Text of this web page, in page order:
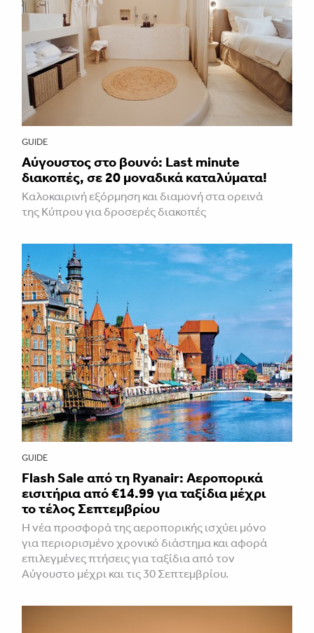
GUIDE
Aύγουστος στο βουνό: Last minute
διακοπές, σε 20 μοναδικά καταλύματα!
Καλοκαιρινή εξόρμηση και διαμονή στα ορεινά
της Κύπρου για δροσερές διακοπές
GUIDE
Flash Sale από τη Ryanair: Αεροπορικά
εισιτήρια από €14.99 για ταξίδια μέχρι
το τέλος Σεπτεμβρίου
Η νέα προσφορά της αεροπορικής ισχύει μόνο
για περιορισμένο χρονικό διάστημα και αφορά
επιλεγμένες πτήσεις για ταξίδια από τον
Αύγουστο μέχρι και τις 30 Σεπτεμβρίου.